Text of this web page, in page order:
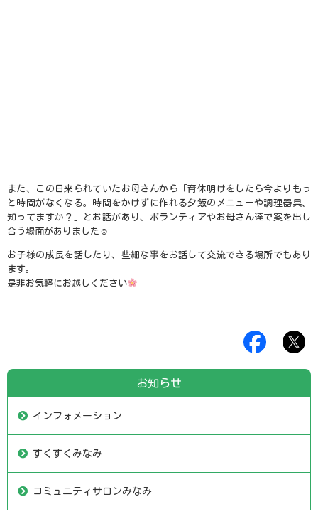
また、この日来られていたお母さんから「育休明けをしたら今よりもっ
と時間がなくなる。時間をかけずに作れる夕飯のメニューや調理器具、
知ってますか？」とお話があり、ボランティアやお母さん達で案を出し
合う場面がありました ☺
お子様の成長を話したり、些細な事をお話して交流できる場所でもあり
ます。
是非お気軽にお越しください
お知らせ
インフォメーション
すくすくみなみ
コミュニティサロンみなみ